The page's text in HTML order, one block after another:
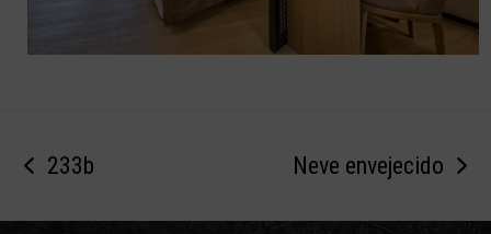
previous
post:
233b
next
post:
Neve envejecido